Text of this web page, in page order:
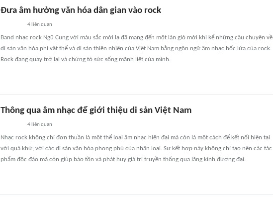
Đưa âm hưởng văn hóa dân gian vào rock
4 liên quan
Band nhạc rock Ngũ Cung với màu sắc mới lạ đã mang đến một làn gió mới khi kể những câu chuyện về
di sản văn hóa phi vật thể và di sản thiên nhiên của Việt Nam bằng ngôn ngữ âm nhạc bốc lửa của rock.
Rock đang quay trở lại và chứng tỏ sức sống mãnh liệt của mình.
Thông qua âm nhạc để giới thiệu di sản Việt Nam
4 liên quan
Nhạc rock không chỉ đơn thuần là một thể loại âm nhạc hiện đại mà còn là một cách để kết nối hiện tại
với quá khứ, với các di sản văn hóa phong phú của nhân loại. Sự kết hợp này không chỉ tạo nên các tác
phẩm độc đáo mà còn giúp bảo tồn và phát huy giá trị truyền thống qua lăng kính đương đại.